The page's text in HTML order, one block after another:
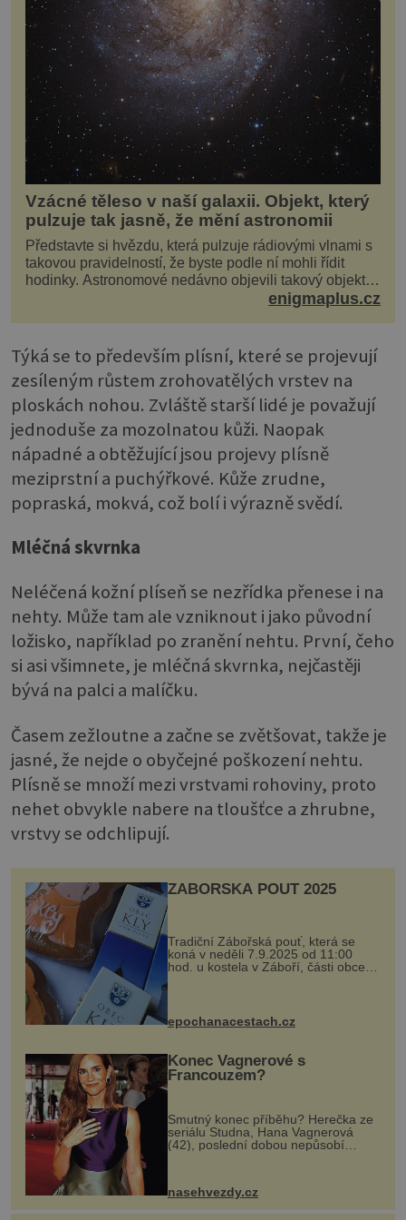
Vzácné těleso v naší galaxii. Objekt, který
pulzuje tak jasně, že mění astronomii
Představte si hvězdu, která pulzuje rádiovými vlnami s
takovou pravidelností, že byste podle ní mohli řídit
hodinky. Astronomové nedávno objevili takový objekt v
enigmaplus.cz
Týká se to především plísní, které se projevují
zesíleným růstem zrohovatělých vrstev na
ploskách nohou. Zvláště starší lidé je považují
jednoduše za mozolnatou kůži. Naopak
nápadné a obtěžující jsou projevy plísně
meziprstní a puchýřkové. Kůže zrudne,
popraská, mokvá, což bolí i výrazně svědí.
Mléčná skvrnka
Neléčená kožní plíseň se nezřídka přenese i na
nehty. Může tam ale vzniknout i jako původní
ložisko, například po zranění nehtu. První, čeho
si asi všimnete, je mléčná skvrnka, nejčastěji
bývá na palci a malíčku.
Časem zežloutne a začne se zvětšovat, takže je
jasné, že nejde o obyčejné poškození nehtu.
Plísně se množí mezi vrstvami rohoviny, proto
nehet obvykle nabere na tloušťce a zhrubne,
vrstvy se odchlipují.
ZÁBOŘSKÁ POUŤ 2025
Tradiční Zábořská pouť, která se
koná v neděli 7.9.2025 od 11:00
hod. u kostela v Záboří, části obce
Kly u Mělníka. V programu naleznete
komentovanou prohlídku kostela,
epochanacestach.cz
Konec Vagnerové s
Francouzem?
Smutný konec příběhu? Herečka ze
seriálu Studna, Hana Vagnerová
(42), poslední dobou nepůsobí
nasehvezdy.cz